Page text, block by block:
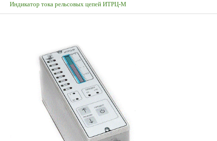
Индикатор тока рельсовых цепей ИТРЦ-М